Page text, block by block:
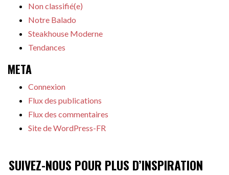
Non classifié(e)
Notre Balado
Steakhouse Moderne
Tendances
META
Connexion
Flux des publications
Flux des commentaires
Site de WordPress-FR
SUIVEZ-NOUS POUR PLUS D’INSPIRATION